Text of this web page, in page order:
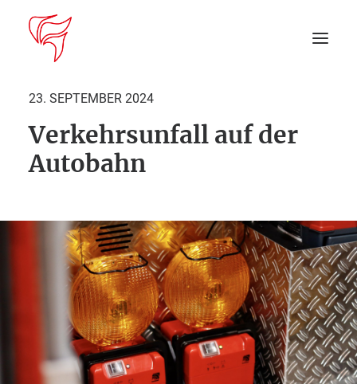
Startseite
DEIN EINSATZ
Suche
23. SEPTEMBER 2024
Verkehrsunfall auf der
Autobahn